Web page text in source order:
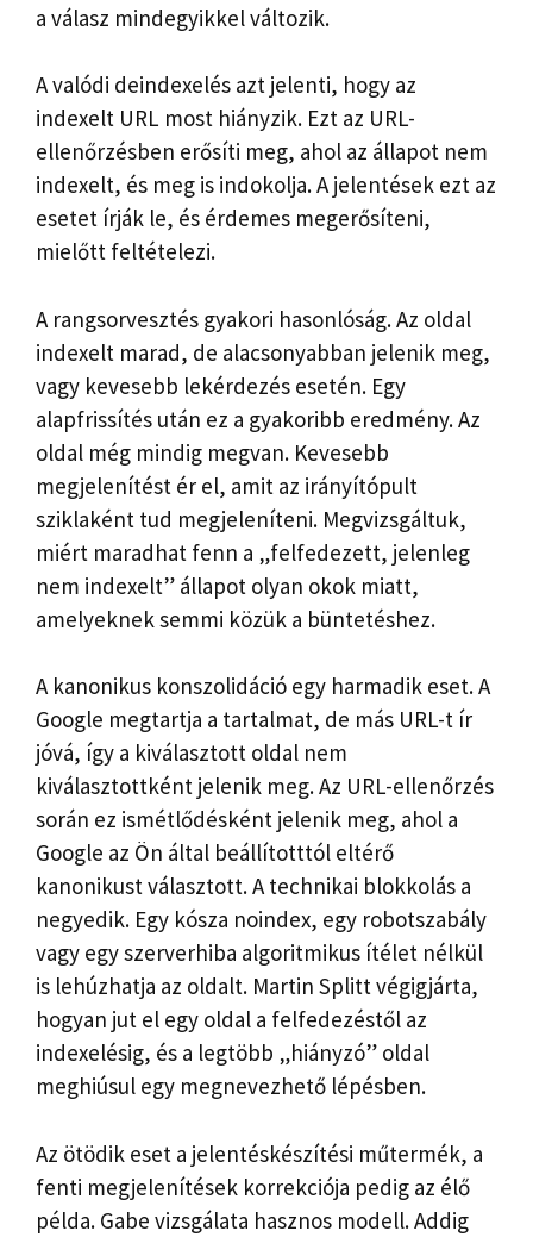
a válasz mindegyikkel változik.
A valódi deindexelés azt jelenti, hogy az
indexelt URL most hiányzik. Ezt az URL-
ellenőrzésben erősíti meg, ahol az állapot nem
indexelt, és meg is indokolja. A jelentések ezt az
esetet írják le, és érdemes megerősíteni,
mielőtt feltételezi.
A rangsorvesztés gyakori hasonlóság. Az oldal
indexelt marad, de alacsonyabban jelenik meg,
vagy kevesebb lekérdezés esetén. Egy
alapfrissítés után ez a gyakoribb eredmény. Az
oldal még mindig megvan. Kevesebb
megjelenítést ér el, amit az irányítópult
sziklaként tud megjeleníteni. Megvizsgáltuk,
miért maradhat fenn a „felfedezett, jelenleg
nem indexelt” állapot olyan okok miatt,
amelyeknek semmi közük a büntetéshez.
A kanonikus konszolidáció egy harmadik eset. A
Google megtartja a tartalmat, de más URL-t ír
jóvá, így a kiválasztott oldal nem
kiválasztottként jelenik meg. Az URL-ellenőrzés
során ez ismétlődésként jelenik meg, ahol a
Google az Ön által beállítotttól eltérő
kanonikust választott. A technikai blokkolás a
negyedik. Egy kósza noindex, egy robotszabály
vagy egy szerverhiba algoritmikus ítélet nélkül
is lehúzhatja az oldalt. Martin Splitt végigjárta,
hogyan jut el egy oldal a felfedezéstől az
indexelésig, és a legtöbb „hiányzó” oldal
meghiúsul egy megnevezhető lépésben.
Az ötödik eset a jelentéskészítési műtermék, a
fenti megjelenítések korrekciója pedig az élő
példa. Gabe vizsgálata hasznos modell. Addig